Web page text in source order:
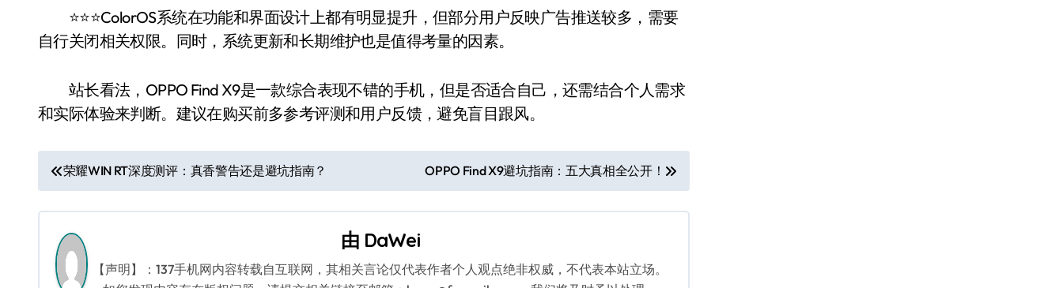
⭐️⭐️⭐️ColorOS系统在功能和界面设计上都有明显提升，但部分用户反映广告推送较多，需要
自行关闭相关权限。同时，系统更新和长期维护也是值得考量的因素。
站长看法，OPPO Find X9是一款综合表现不错的手机，但是否适合自己，还需结合个人需求
和实际体验来判断。建议在购买前多参考评测和用户反馈，避免盲目跟风。
文
章
导
航
荣耀WIN RT深度测评：真香警告还是避坑指南？ OPPO Find X9避坑指南：五大真相全公开！
由 DaWei
【声明】：137手机网内容转载自互联网，其相关言论仅代表作者个人观点绝非权威，不代表本站立场。